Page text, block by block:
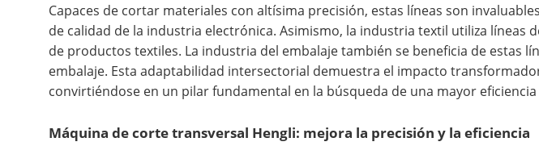
Capaces de cortar materiales con altísima precisión, estas líneas son
de calidad de la industria electrónica. Asimismo, la industria textil utiliza
de productos textiles. La industria del embalaje también se beneficia de estas
embalaje. Esta adaptabilidad intersectorial demuestra el impacto
convirtiéndose en un pilar fundamental en la búsqueda de una mayor
Máquina de corte transversal Hengli: mejora la precisión y la eficiencia